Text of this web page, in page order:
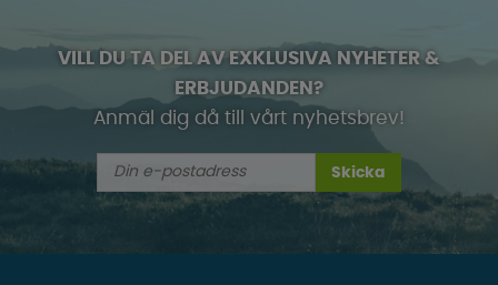
VILL DU TA DEL AV EXKLUSIVA NYHETER &
ERBJUDANDEN?
Anmäl dig då till vårt nyhetsbrev!
Skicka